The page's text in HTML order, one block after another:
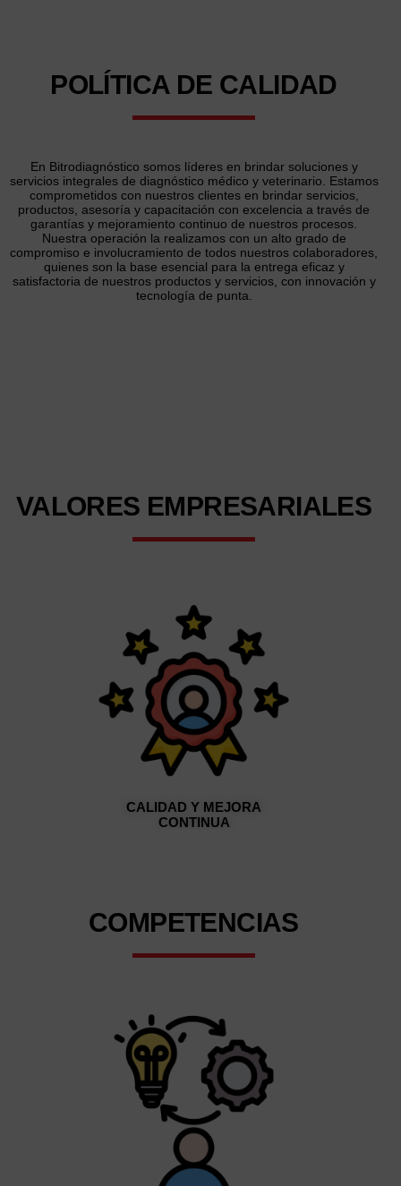
POLÍTICA DE CALIDAD
En Bitrodiagnóstico somos líderes en brindar soluciones y
servicios integrales de diagnóstico médico y veterinario. Estamos
comprometidos con nuestros clientes en brindar servicios,
productos, asesoría y capacitación con excelencia a través de
garantías y mejoramiento continuo de nuestros procesos.
Nuestra operación la realizamos con un alto grado de
compromiso e involucramiento de todos nuestros colaboradores,
quienes son la base esencial para la entrega eficaz y
satisfactoria de nuestros productos y servicios, con innovación y
tecnología de punta.
VALORES EMPRESARIALES
CALIDAD Y MEJORA
CONTINUA
COMPETENCIAS